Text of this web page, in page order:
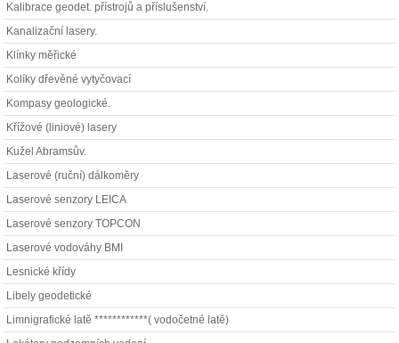
Kalibrace geodet. přístrojů a příslušenství.
Kanalizační lasery.
Klínky měřické
Kolíky dřevěné vytyčovací
Kompasy geologické.
Křížové (liniové) lasery
Kužel Abramsův.
Laserové (ruční) dálkoměry
Laserové senzory LEICA
Laserové senzory TOPCON
Laserové vodováhy BMI
Lesnické křídy
Libely geodetické
Limnigrafické latě ************( vodočetné latě)